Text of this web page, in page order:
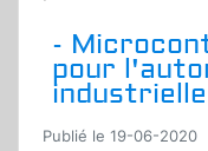
-
pour
industrielle
Publié le 19-06-2020